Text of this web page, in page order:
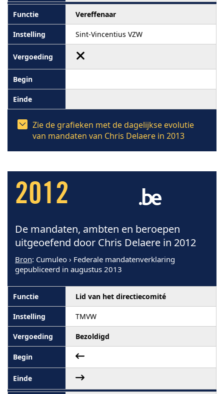
Vereffenaar
Sint-Vincentius VZW
Zie de grafieken met de dagelijkse evolutie
van mandaten van Chris Delaere in 2013
2012
De mandaten, ambten en beroepen
uitgeoefend door Chris Delaere in 2012
Bron: Cumuleo › Federale mandatenverklaring
gepubliceerd in augustus 2013
Lid van het directiecomité
TMVW
Bezoldigd